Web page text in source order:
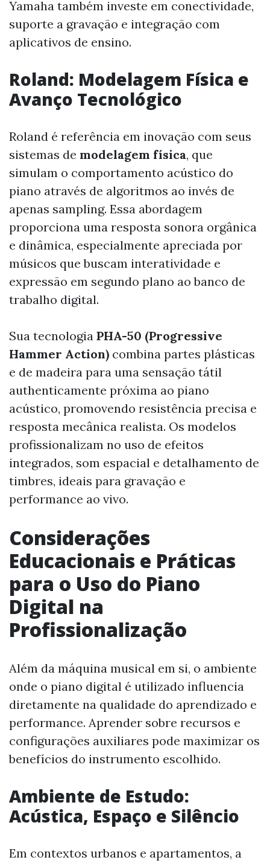
Yamaha também investe em conectividade,
suporte a gravação e integração com
aplicativos de ensino.
Roland: Modelagem Física e
Avanço Tecnológico
Roland é referência em inovação com seus
sistemas de modelagem física, que
simulam o comportamento acústico do
piano através de algoritmos ao invés de
apenas sampling. Essa abordagem
proporciona uma resposta sonora orgânica
e dinâmica, especialmente apreciada por
músicos que buscam interatividade e
expressão em segundo plano ao banco de
trabalho digital.
Sua tecnologia PHA-50 (Progressive
Hammer Action) combina partes plásticas
e de madeira para uma sensação tátil
authenticamente próxima ao piano
acústico, promovendo resistência precisa e
resposta mecânica realista. Os modelos
profissionalizam no uso de efeitos
integrados, som espacial e detalhamento de
timbres, ideais para gravação e
performance ao vivo.
Considerações
Educacionais e Práticas
para o Uso do Piano
Digital na
Profissionalização
Além da máquina musical em si, o ambiente
onde o piano digital é utilizado influencia
diretamente na qualidade do aprendizado e
performance. Aprender sobre recursos e
configurações auxiliares pode maximizar os
benefícios do instrumento escolhido.
Ambiente de Estudo:
Acústica, Espaço e Silêncio
Em contextos urbanos e apartamentos, a